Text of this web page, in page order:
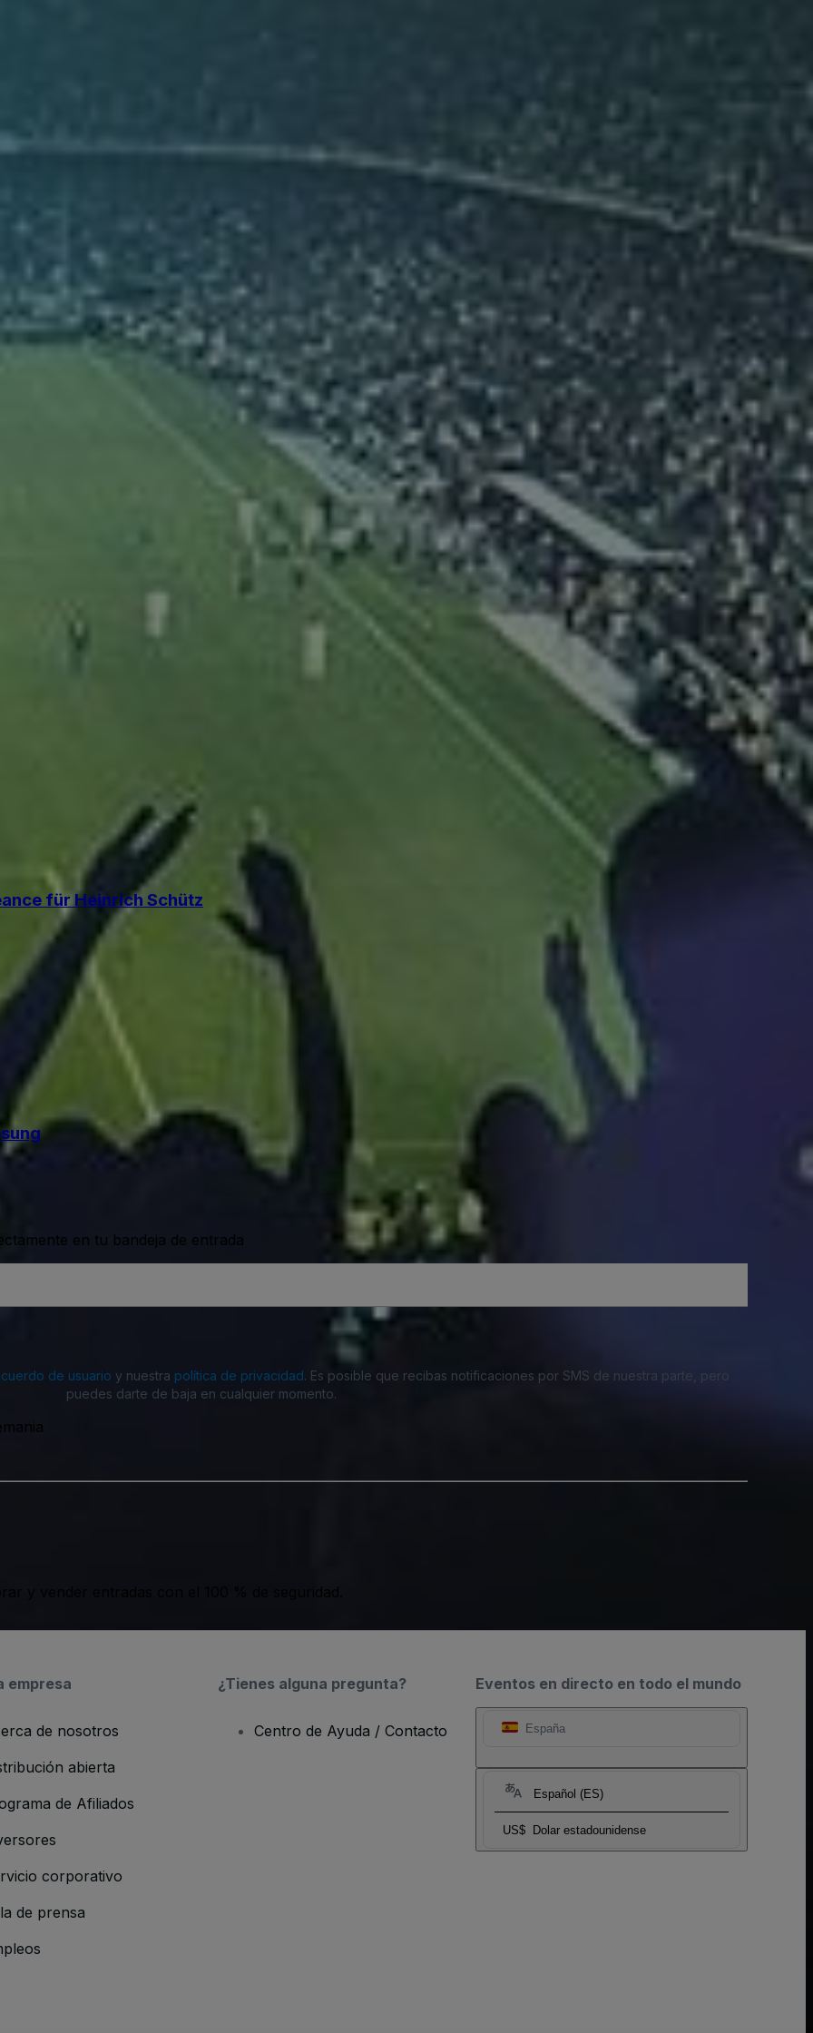
für Heinrich Schütz
en tu bandeja de entrada
de usuario y nuestra política de privacidad. Es posible que recibas notificaciones por SMS de nuestra parte, pero
puedes darte de baja en cualquier momento.
y vender entradas con el 100 % de seguridad.
Eventos en directo en todo el mundo
España
Español (ES)
US$ Dolar estadounidense
empresa
de nosotros
abierta
de Afiliados
corporativo
de prensa
¿Tienes alguna pregunta?
Centro de Ayuda / Contacto